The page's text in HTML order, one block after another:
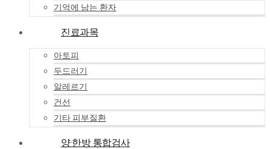
기억에 남는 환자
진료과목
아토피
두드러기
알레르기
건선
기타 피부질환
양·한방 통합검사